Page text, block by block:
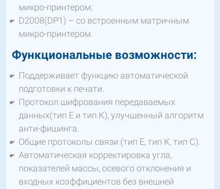
микро-принтером;
D2008(DP1) – со встроенным матричным
микро-принтером.
Функциональные возможности:
Поддерживает функцию автоматической
подготовки к печати.
Протокол шифрования передаваемых
данных(тип Е и тип К), улучшенный алгоритм
анти-фишинга.
Общие протоколы связи (тип Е, тип К, тип С).
Автоматическая корректировка угла,
показателей массы, осевого отклонения и
входных коэффициентов без внешней